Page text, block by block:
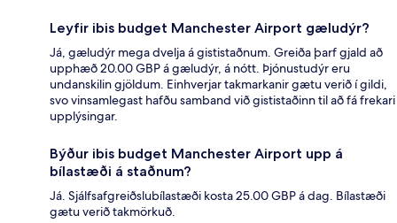
Leyfir ibis budget Manchester Airport gæludýr?
Já, gæludýr mega dvelja á gististaðnum. Greiða þarf gjald að
upphæð 20.00 GBP á gæludýr, á nótt. Þjónustudýr eru
undanskilin gjöldum. Einhverjar takmarkanir gætu verið í gildi,
svo vinsamlegast hafðu samband við gististaðinn til að fá frekari
upplýsingar.
Býður ibis budget Manchester Airport upp á
bílastæði á staðnum?
Já. Sjálfsafgreiðslubílastæði kosta 25.00 GBP á dag. Bílastæði
gætu verið takmörkuð.